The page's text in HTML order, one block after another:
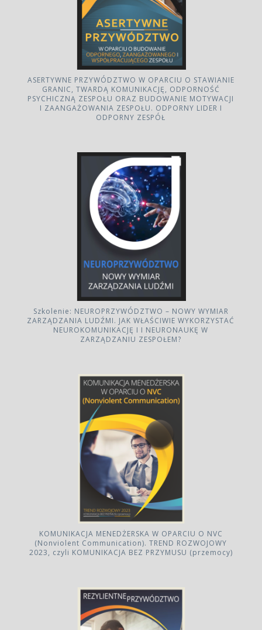
ASERTYWNE PRZYWÓDZTWO W OPARCIU O STAWIANIE
GRANIC, TWARDĄ KOMUNIKACJĘ, ODPORNOŚĆ
PSYCHICZNĄ ZESPOŁU ORAZ BUDOWANIE MOTYWACJI
I ZAANGAŻOWANIA ZESPOŁU. ODPORNY LIDER I
ODPORNY ZESPÓŁ
Szkolenie: NEUROPRZYWÓDZTWO – NOWY WYMIAR
ZARZĄDZANIA LUDŹMI. JAK WŁAŚCIWIE WYKORZYSTAĆ
NEUROKOMUNIKACJĘ I I NEURONAUKĘ W
ZARZĄDZANIU ZESPOŁEM?
KOMUNIKACJA MENEDŻERSKA W OPARCIU O NVC
(Nonviolent Communication). TREND ROZWOJOWY
2023, czyli KOMUNIKACJA BEZ PRZYMUSU (przemocy)